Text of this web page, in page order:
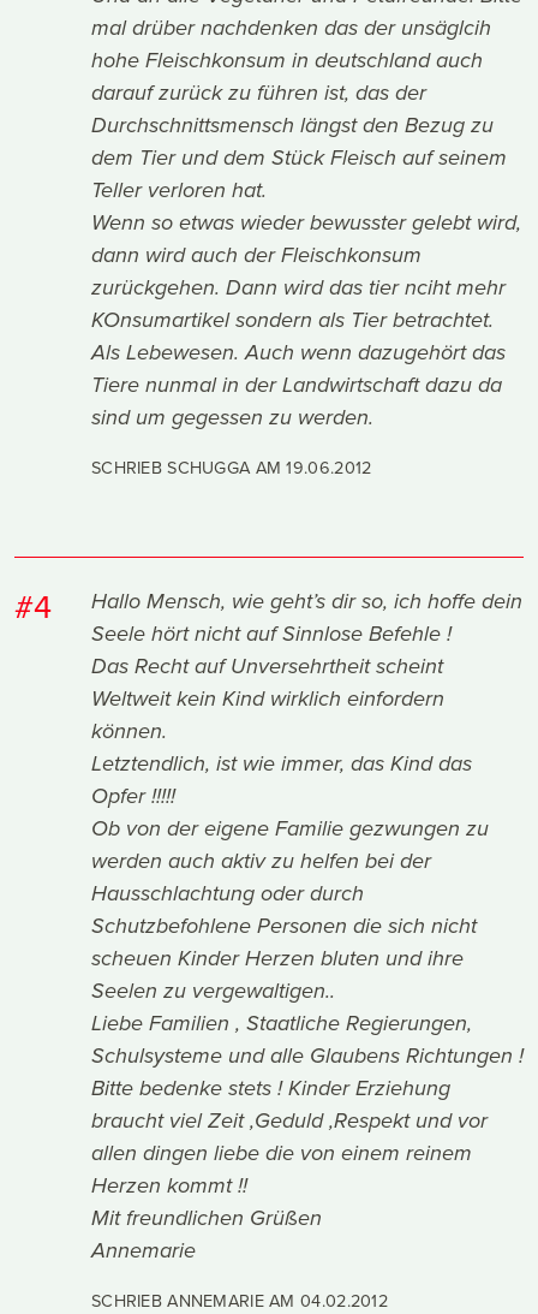
mal drüber nachdenken das der unsäglcih
hohe Fleischkonsum in deutschland auch
darauf zurück zu führen ist, das der
Durchschnittsmensch längst den Bezug zu
dem Tier und dem Stück Fleisch auf seinem
Teller verloren hat.
Wenn so etwas wieder bewusster gelebt wird,
dann wird auch der Fleischkonsum
zurückgehen. Dann wird das tier nciht mehr
KOnsumartikel sondern als Tier betrachtet.
Als Lebewesen. Auch wenn dazugehört das
Tiere nunmal in der Landwirtschaft dazu da
sind um gegessen zu werden.
SCHRIEB SCHUGGA AM19.06.2012
#4
Hallo Mensch, wie geht’s dir so, ich hoffe dein
Seele hört nicht auf Sinnlose Befehle !
Das Recht auf Unversehrtheit scheint
Weltweit kein Kind wirklich einfordern
können.
Letztendlich, ist wie immer, das Kind das
Opfer !!!!!
Ob von der eigene Familie gezwungen zu
werden auch aktiv zu helfen bei der
Hausschlachtung oder durch
Schutzbefohlene Personen die sich nicht
scheuen Kinder Herzen bluten und ihre
Seelen zu vergewaltigen..
Liebe Familien , Staatliche Regierungen,
Schulsysteme und alle Glaubens Richtungen !
Bitte bedenke stets ! Kinder Erziehung
braucht viel Zeit ,Geduld ,Respekt und vor
allen dingen liebe die von einem reinem
Herzen kommt !!
Mit freundlichen Grüßen
Annemarie
SCHRIEB ANNEMARIE AM04.02.2012